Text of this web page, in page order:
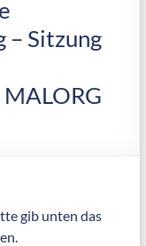
– Sitzung
gib unten das